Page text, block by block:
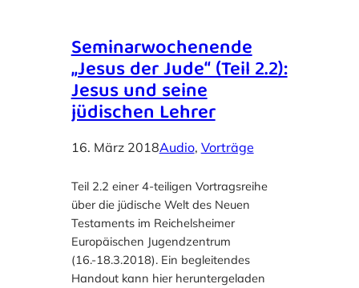
Seminarwochenende
„Jesus der Jude“ (Teil 2.2):
Jesus und seine
jüdischen Lehrer
16. März 2018Audio, Vorträge
Teil 2.2 einer 4-teiligen Vortragsreihe
über die jüdische Welt des Neuen
Testaments im Reichelsheimer
Europäischen Jugendzentrum
(16.-18.3.2018). Ein begleitendes
Handout kann hier heruntergeladen